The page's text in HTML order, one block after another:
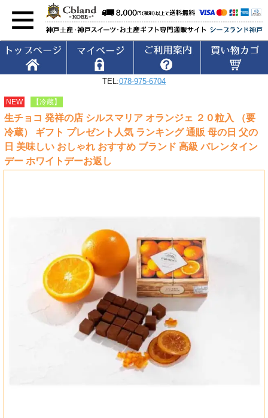
TEL:078-975-6704
NEW 【冷蔵】
生チョコ 発祥の店 シルスマリア オランジェ ２０粒入 （要
冷蔵） ギフト プレゼント人気 ランキング 通販 母の日 父の
日 美味しい おしゃれ おすすめ ブランド 高級 バレンタイン
デー ホワイトデーお返し